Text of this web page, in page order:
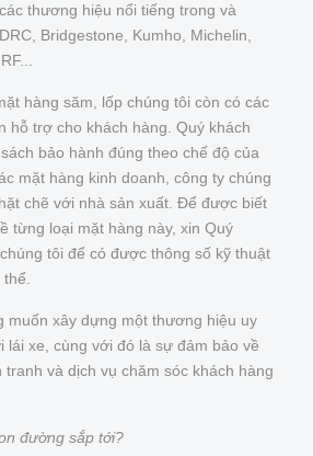
thương hiệu nổi tiếng trong và
Bridgestone, Kumho, Michelin,
hàng săm, lốp chúng tôi còn có các
hỗ trợ cho khách hàng. Quý khách
bảo hành đúng theo chế độ của
mặt hàng kinh doanh, công ty chúng
chẽ với nhà sản xuất. Để được biết
từng loại mặt hàng này, xin Quý
tôi để có được thông số kỹ thuật
muốn xây dựng một thương hiệu uy
xe, cùng với đó là sự đảm bảo về
và dịch vụ chăm sóc khách hàng
đường sắp tới?